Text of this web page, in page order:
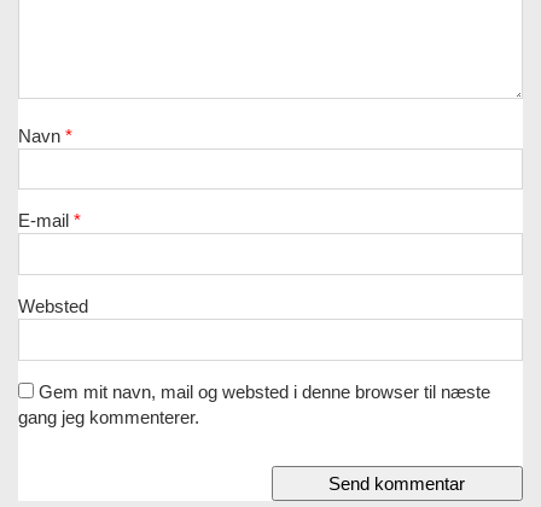
Navn*
E-mail*
Websted
Gem mit navn, mail og websted i denne browser til næste
gang jeg kommenterer.